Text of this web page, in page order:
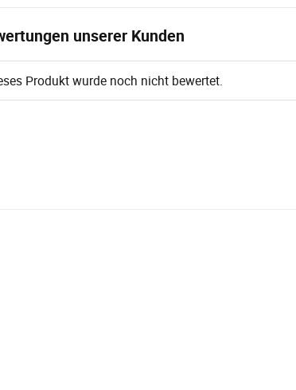
unserer Kunden
Produkt wurde noch nicht bewertet.